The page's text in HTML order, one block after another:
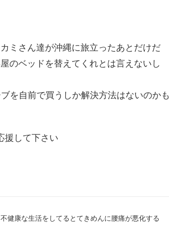
ミさん達が沖縄に旅立ったあとだけだ
のベッドを替えてくれとは言えないし
を自前で買うしか解決方法はないのかも
援して下さい
健康な生活をしてるとてきめんに腰痛が悪化する